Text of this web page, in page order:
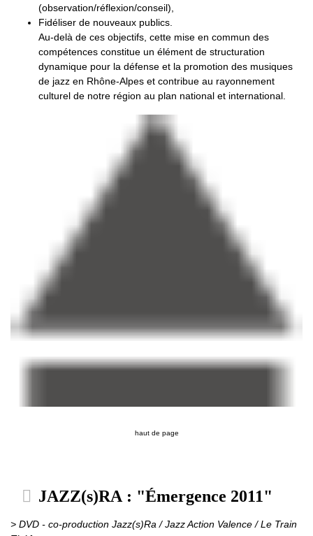
(observation/réflexion/conseil),
Fidéliser de nouveaux publics.
Au-delà de ces objectifs, cette mise en commun des
compétences constitue un élément de structuration
dynamique pour la défense et la promotion des musiques
de jazz en Rhône-Alpes et contribue au rayonnement
culturel de notre région au plan national et international.
haut de page
JAZZ(s)RA : "Émergence 2011"
> DVD - co-production Jazz(s)Ra / Jazz Action Valence / Le Train